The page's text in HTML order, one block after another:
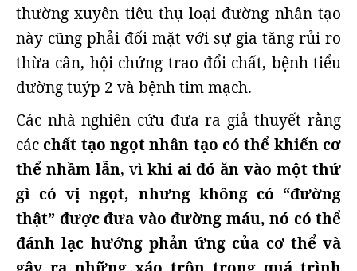
thường xuyên tiêu thụ loại đường nhân tạo
này cũng phải đối mặt với sự gia tăng rủi ro
thừa cân, hội chứng trao đổi chất, bệnh tiểu
đườngtuýp 2 và bệnh tim mạch.
Các nhà nghiên cứu đưa ra giả thuyết rằng
các chất tạo ngọt nhân tạo có thể khiến cơ
thể nhầm lẫn, vì khi ai đó ăn vào một thứ
gì có vị ngọt, nhưng không có “đường
thật” được đưa vào đường máu, nó có thể
đánh lạc hướng phản ứng của cơ thể và